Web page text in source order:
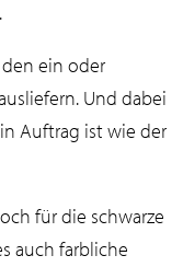
ein oder
Und dabei
Auftrag ist wie der
für die schwarze
auch farbliche